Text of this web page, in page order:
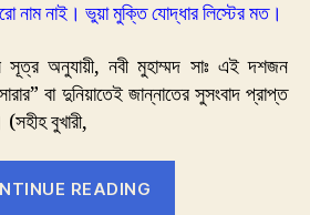
নাম নাই। ভুয়া মুক্তি যোদ্ধার লিস্টের মত।
সূত্র অনুযায়ী, নবী মুহাম্মদ সাঃ এই দশজন
বা দুনিয়াতেই জান্নাতের সুসংবাদ প্রাপ্ত
(সহীহ বুখারী,
READING